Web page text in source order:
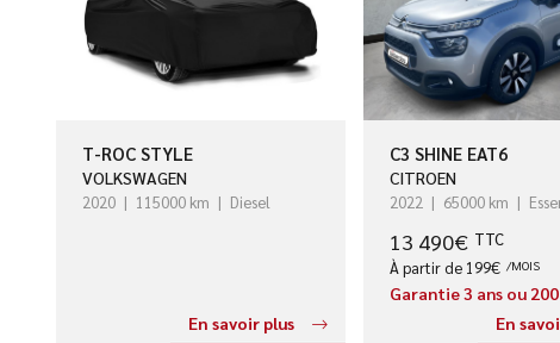
T-ROC STYLE
VOLKSWAGEN
2020 115000 km Diesel
En savoir plus
C3 SHINE EAT6
CITROEN
2022 65000 km
13 490€ TTC
À partir de 199€ /MOIS
Garantie 3 ans ou
En